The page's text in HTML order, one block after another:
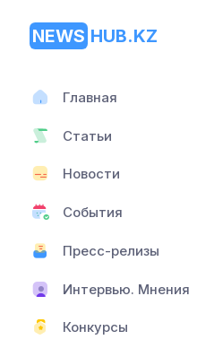
NEWS HUB.KZ
Главная
Статьи
Новости
События
Пресс-релизы
Интервью. Мнения
Конкурсы